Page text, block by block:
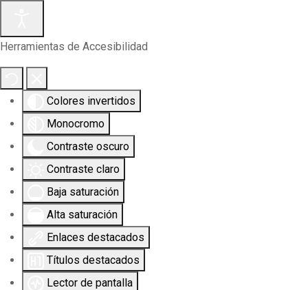
Herramientas de Accesibilidad
Colores invertidos
Monocromo
Contraste oscuro
Contraste claro
Baja saturación
Alta saturación
Enlaces destacados
Títulos destacados
Lector de pantalla